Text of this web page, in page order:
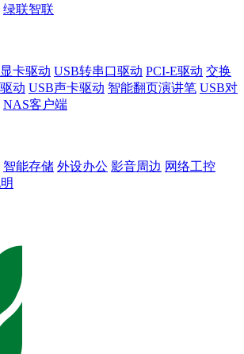
绿联智联
卡驱动 USB转串口驱动 PCI-E驱动 交换
动 USB声卡驱动 智能翻页演讲笔 USB对
NAS客户端
智能存储 外设办公 影音周边 网络工控